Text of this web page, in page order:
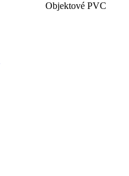
Objektové PVC